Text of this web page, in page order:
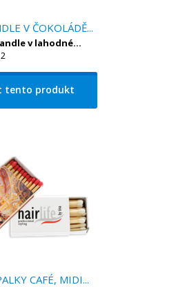
V ČOKOLÁDĚ...
v lahodné...
tento produkt
CAFÉ, MIDI...